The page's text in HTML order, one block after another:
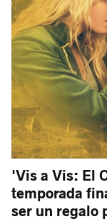
'Vis a Vis: El
temporada
ser un regalo